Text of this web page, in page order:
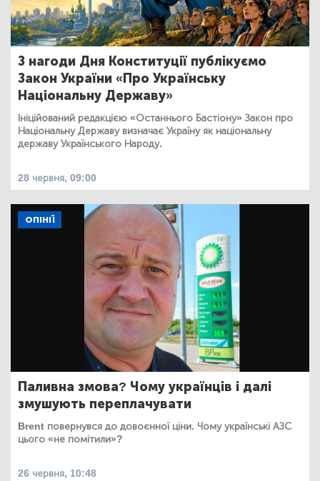
З нагоди Дня Конституції публікуємо
Закон України «Про Українську
Національну Державу»
Ініційований редакцією «Останнього Бастіону» Закон про
Національну Державу визначає Україну як національну
державу Українського Народу.
28 червня, 09:00
ОПІНІЇ
Паливна змова? Чому українців і далі
змушують переплачувати
Brent повернувся до довоєнної ціни. Чому українські АЗС
цього «не помітили»?
26 червня, 10:48